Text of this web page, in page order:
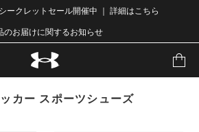
ークレットセール開催中 ｜ 詳細はこちら
のお届けに関するお知らせ
カー スポーツシューズ